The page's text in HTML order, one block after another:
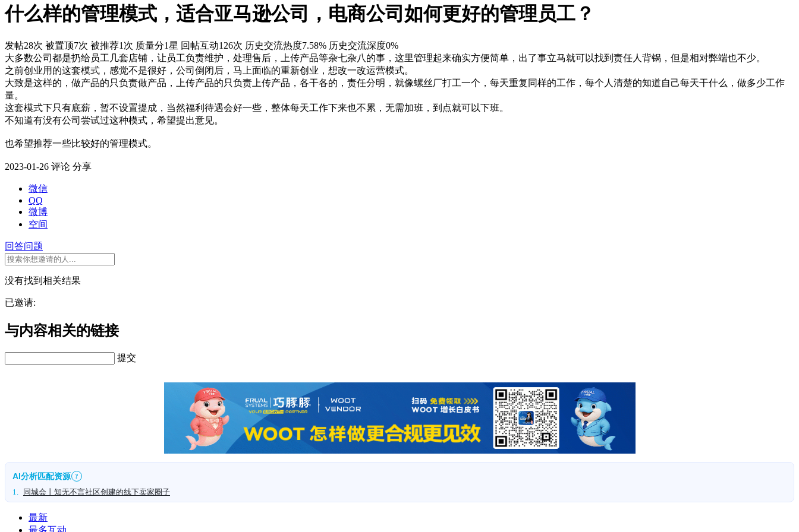
什么样的管理模式，适合亚马逊公司，电商公司如何更好的管理员工？
发帖28次 被置顶7次 被推荐1次 质量分1星 回帖互动126次 历史交流热度7.58% 历史交流深度0%
大多数公司都是扔给员工几套店铺，让员工负责维护，处理售后，上传产品等杂七杂八的事，这里管理起来确实方便简单，出了事立马就可以找到责任人背锅，但是相对弊端也不少。
之前创业用的这套模式，感觉不是很好，公司倒闭后，马上面临的重新创业，想改一改运营模式。
大致是这样的，做产品的只负责做产品，上传产品的只负责上传产品，各干各的，责任分明，就像螺丝厂打工一个，每天重复同样的工作，每个人清楚的知道自己每天干什么，做多少工作
量。
这套模式下只有底薪，暂不设置提成，当然福利待遇会好一些，整体每天工作下来也不累，无需加班，到点就可以下班。
不知道有没有公司尝试过这种模式，希望提出意见。
也希望推荐一些比较好的管理模式。
2023-01-26 评论 分享
微信
QQ
微博
空间
回答问题
没有找到相关结果
已邀请:
与内容相关的链接
提交
AI分析匹配资源 ?
1. 同城会丨知无不言社区创建的线下卖家圈子
最新